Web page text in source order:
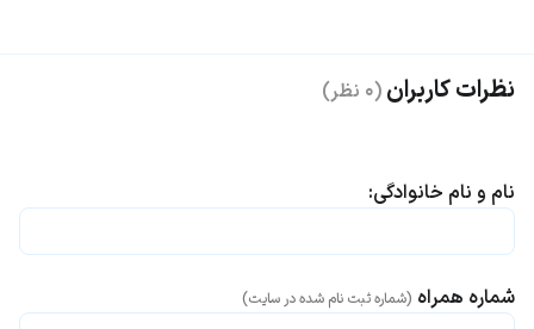
نظرات کاربران (۰ نظر)
نام و نام خانوادگی:
شماره همراه (شماره ثبت نام شده در سایت)